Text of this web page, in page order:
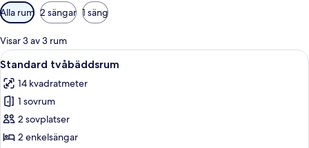
Tillgängliga
filter
för
rum
Alla rum 2 sängar 1 säng
Visar 3 av 3 rum
Öppna
alla
foton
för
Standard
tvåbäddsrum
Ett hotellrum med två sängar, en
8
Standard tvåbäddsrum
14 kvadratmeter
1 sovrum
2 sovplatser
2 enkelsängar